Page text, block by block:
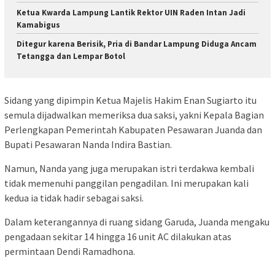
Ketua Kwarda Lampung Lantik Rektor UIN Raden Intan Jadi
Kamabigus
Ditegur karena Berisik, Pria di Bandar Lampung Diduga Ancam
Tetangga dan Lempar Botol
Sidang yang dipimpin Ketua Majelis Hakim Enan Sugiarto itu
semula dijadwalkan memeriksa dua saksi, yakni Kepala Bagian
Perlengkapan Pemerintah Kabupaten Pesawaran Juanda dan
Bupati Pesawaran Nanda Indira Bastian.
Namun, Nanda yang juga merupakan istri terdakwa kembali
tidak memenuhi panggilan pengadilan. Ini merupakan kali
kedua ia tidak hadir sebagai saksi.
Dalam keterangannya di ruang sidang Garuda, Juanda mengaku
pengadaan sekitar 14 hingga 16 unit AC dilakukan atas
permintaan Dendi Ramadhona.